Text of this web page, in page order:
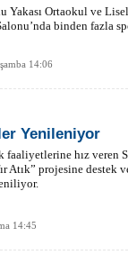
Yakası Ortaokul ve
binden fazla
14:06
Yenileniyor
faaliyetlerine hız veren
Atık” projesine
14:45